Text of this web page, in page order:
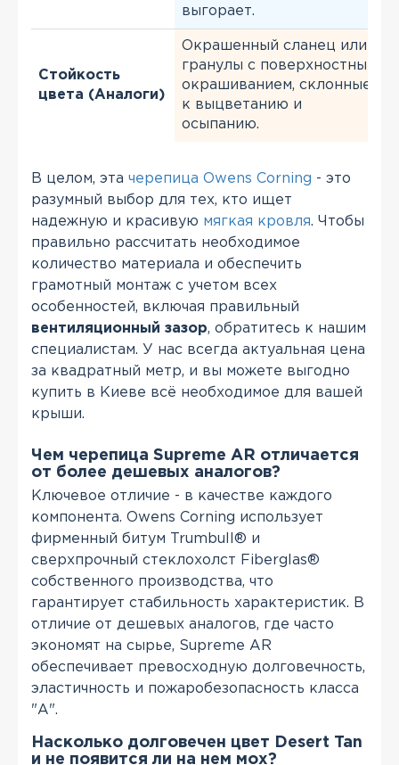
выгорает.
Стойкость
цвета (Аналоги)
Окрашенный сланец или
гранулы с поверхностным
окрашиванием, склонные
к выцветанию и
осыпанию.
В целом, эта черепица Owens Corning - это
разумный выбор для тех, кто ищет
надежную и красивую мягкая кровля. Чтобы
правильно рассчитать необходимое
количество материала и обеспечить
грамотный монтаж с учетом всех
особенностей, включая правильный
вентиляционный зазор, обратитесь к нашим
специалистам. У нас всегда актуальная цена
за квадратный метр, и вы можете выгодно
купить в Киеве всё необходимое для вашей
крыши.
Чем черепица Supreme AR отличается
от более дешевых аналогов?
Ключевое отличие - в качестве каждого
компонента. Owens Corning использует
фирменный битум Trumbull® и
сверхпрочный стеклохолст Fiberglas®
собственного производства, что
гарантирует стабильность характеристик. В
отличие от дешевых аналогов, где часто
экономят на сырье, Supreme AR
обеспечивает превосходную долговечность,
эластичность и пожаробезопасность класса
"А".
Насколько долговечен цвет Desert Tan
и не появится ли на нем мох?